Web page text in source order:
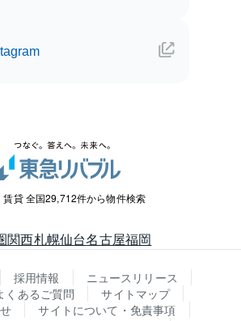
賃貸 全国29,712件から物件検索
関西札幌仙台名古屋福岡
採用情報
ニュースリリース
くあるご質問
サイトマップ
サイトについて・免責事項